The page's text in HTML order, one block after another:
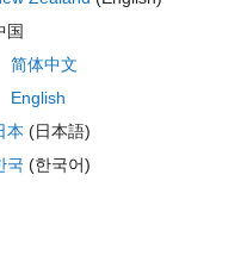
国
简体中文
English
本 (日本語)
국 (한국어)